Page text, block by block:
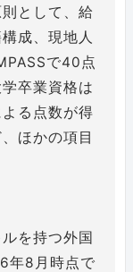
として、給
成、現地人
で40点
卒業資格は
る点数が得
ほかの項目
を持つ外国
年8月時点で